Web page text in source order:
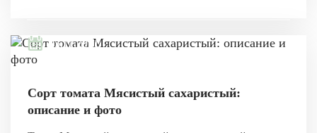
05.11.2021
Сорт томата Мясистый сахаристый:
описание и фото